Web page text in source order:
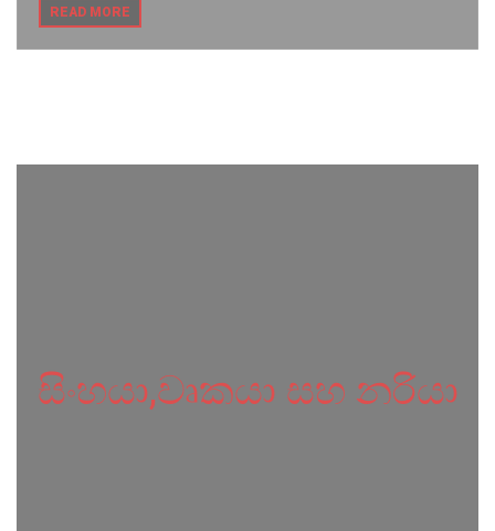
READ MORE
සිංහයා,වෘකයා සහ නරියා